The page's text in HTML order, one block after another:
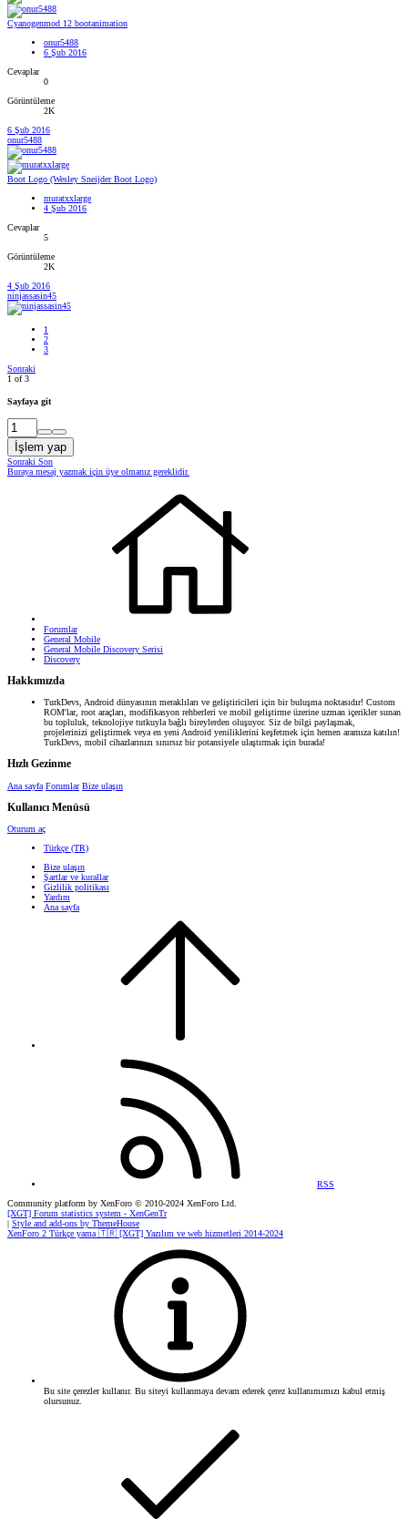
Cyanogenmod 12 bootanimation
onur5488
6 Şub 2016
Cevaplar
0
Görüntüleme
2K
6 Şub 2016
onur5488
Boot Logo (Wesley Sneijder Boot Logo)
muratxxlarge
4 Şub 2016
Cevaplar
5
Görüntüleme
2K
4 Şub 2016
ninjassasin45
1
2
3
Sonraki
1 of 3
Sayfaya git
İşlem yap
Sonraki Son
Buraya mesaj yazmak için üye olmanız gereklidir.
Forumlar
General Mobile
General Mobile Discovery Serisi
Discovery
Hakkımızda
TurkDevs, Android dünyasının meraklıları ve geliştiricileri için bir buluşma noktasıdır! Custom
ROM'lar, root araçları, modifikasyon rehberleri ve mobil geliştirme üzerine uzman içerikler sunan
bu topluluk, teknolojiye tutkuyla bağlı bireylerden oluşuyor. Siz de bilgi paylaşmak,
projelerinizi geliştirmek veya en yeni Android yeniliklerini keşfetmek için hemen aramıza katılın!
TurkDevs, mobil cihazlarınızı sınırsız bir potansiyele ulaştırmak için burada!
Hızlı Gezinme
Ana sayfa Forumlar Bize ulaşın
Kullanıcı Menüsü
Oturum aç
Türkçe (TR)
Bize ulaşın
Şartlar ve kurallar
Gizlilik politikası
Yardım
Ana sayfa
RSS
Community platform by XenForo © 2010-2024 XenForo Ltd.
[XGT] Forum statistics system - XenGenTr
| Style and add-ons by ThemeHouse
XenForo 2 Türkçe yama 🇹🇷 [XGT] Yazılım ve web hizmetleri 2014-2024
Bu site çerezler kullanır. Bu siteyi kullanmaya devam ederek çerez kullanımımızı kabul etmiş
olursunuz.